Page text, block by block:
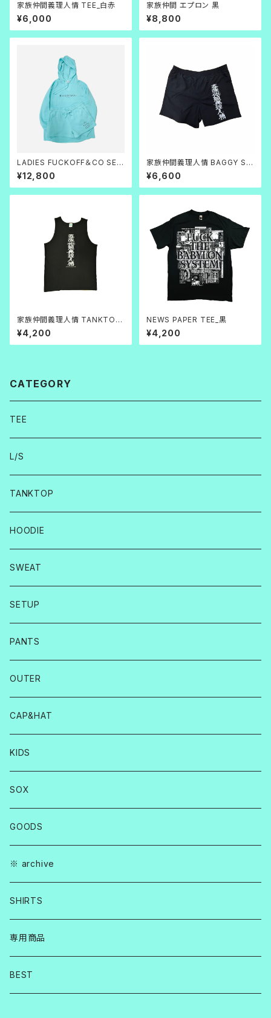
家族仲間義理人情 TEE_白赤
¥6,000
家族仲間 エプロン 黒
¥8,800
LADIES FUCKOFF＆CO SET
UP
¥12,800
家族仲間義理人情 BAGGY SH
ORTS
¥6,600
家族仲間義理人情 TANKTOP
黒
¥4,200
NEWS PAPER TEE_黒
¥4,200
CATEGORY
TEE
L/S
TANKTOP
HOODIE
SWEAT
SETUP
PANTS
OUTER
CAP&HAT
KIDS
SOX
GOODS
※ archive
SHIRTS
専用商品
BEST